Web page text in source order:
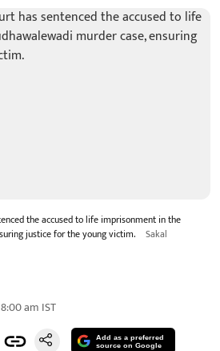
the accused to life imprisonment in the
justice for the young victim.
Sakal
am IST
Add as a preferred
source on Google